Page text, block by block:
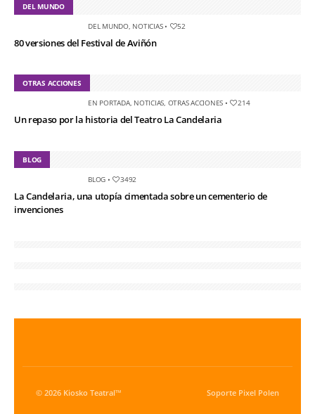
DEL MUNDO
DEL MUNDO, NOTICIAS• 52
80 versiones del Festival de Aviñón
OTRAS ACCIONES
EN PORTADA, NOTICIAS OTRAS ACCIONES • 214
Un repaso por la historia del Teatro La Candelaria
BLOG
BLOG • 3492
La Candelaria, una utopía cimentada sobre un cementerio de
invenciones
© 2026 Kiosko Teatral™ Soporte Pixel Polen